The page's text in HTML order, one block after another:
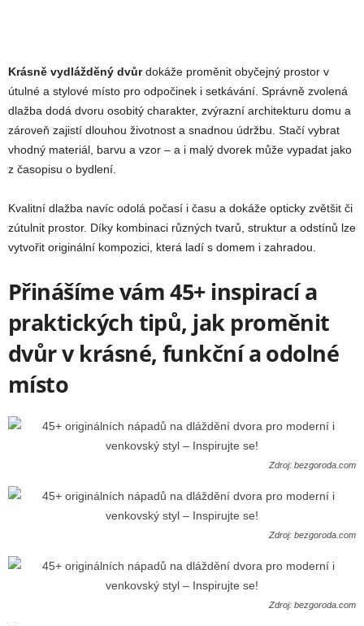
Krásně vydlážděný dvůrdokáže proměnit obyčejný prostor v
útulné a stylové místo pro odpočinek i setkávání. Správně zvolená
dlažba dodá dvoru osobitý charakter, zvýrazní architekturu domu a
zároveň zajistí dlouhou životnost a snadnou údržbu. Stačí vybrat
vhodný materiál, barvu a vzor – a i malý dvorek může vypadat jako
z časopisu o bydlení.
Kvalitní dlažba navíc odolá počasí i času a dokáže opticky zvětšit či
zútulnit prostor. Díky kombinaci různých tvarů, struktur a odstínů lze
vytvořit originální kompozici, která ladí s domem i zahradou.
Přinášíme vám 45+ inspirací a
praktických tipů, jak proměnit
dvůr v krásné, funkční a odolné
místo
Zdroj: bezgoroda.com
Zdroj: bezgoroda.com
Zdroj: bezgoroda.com